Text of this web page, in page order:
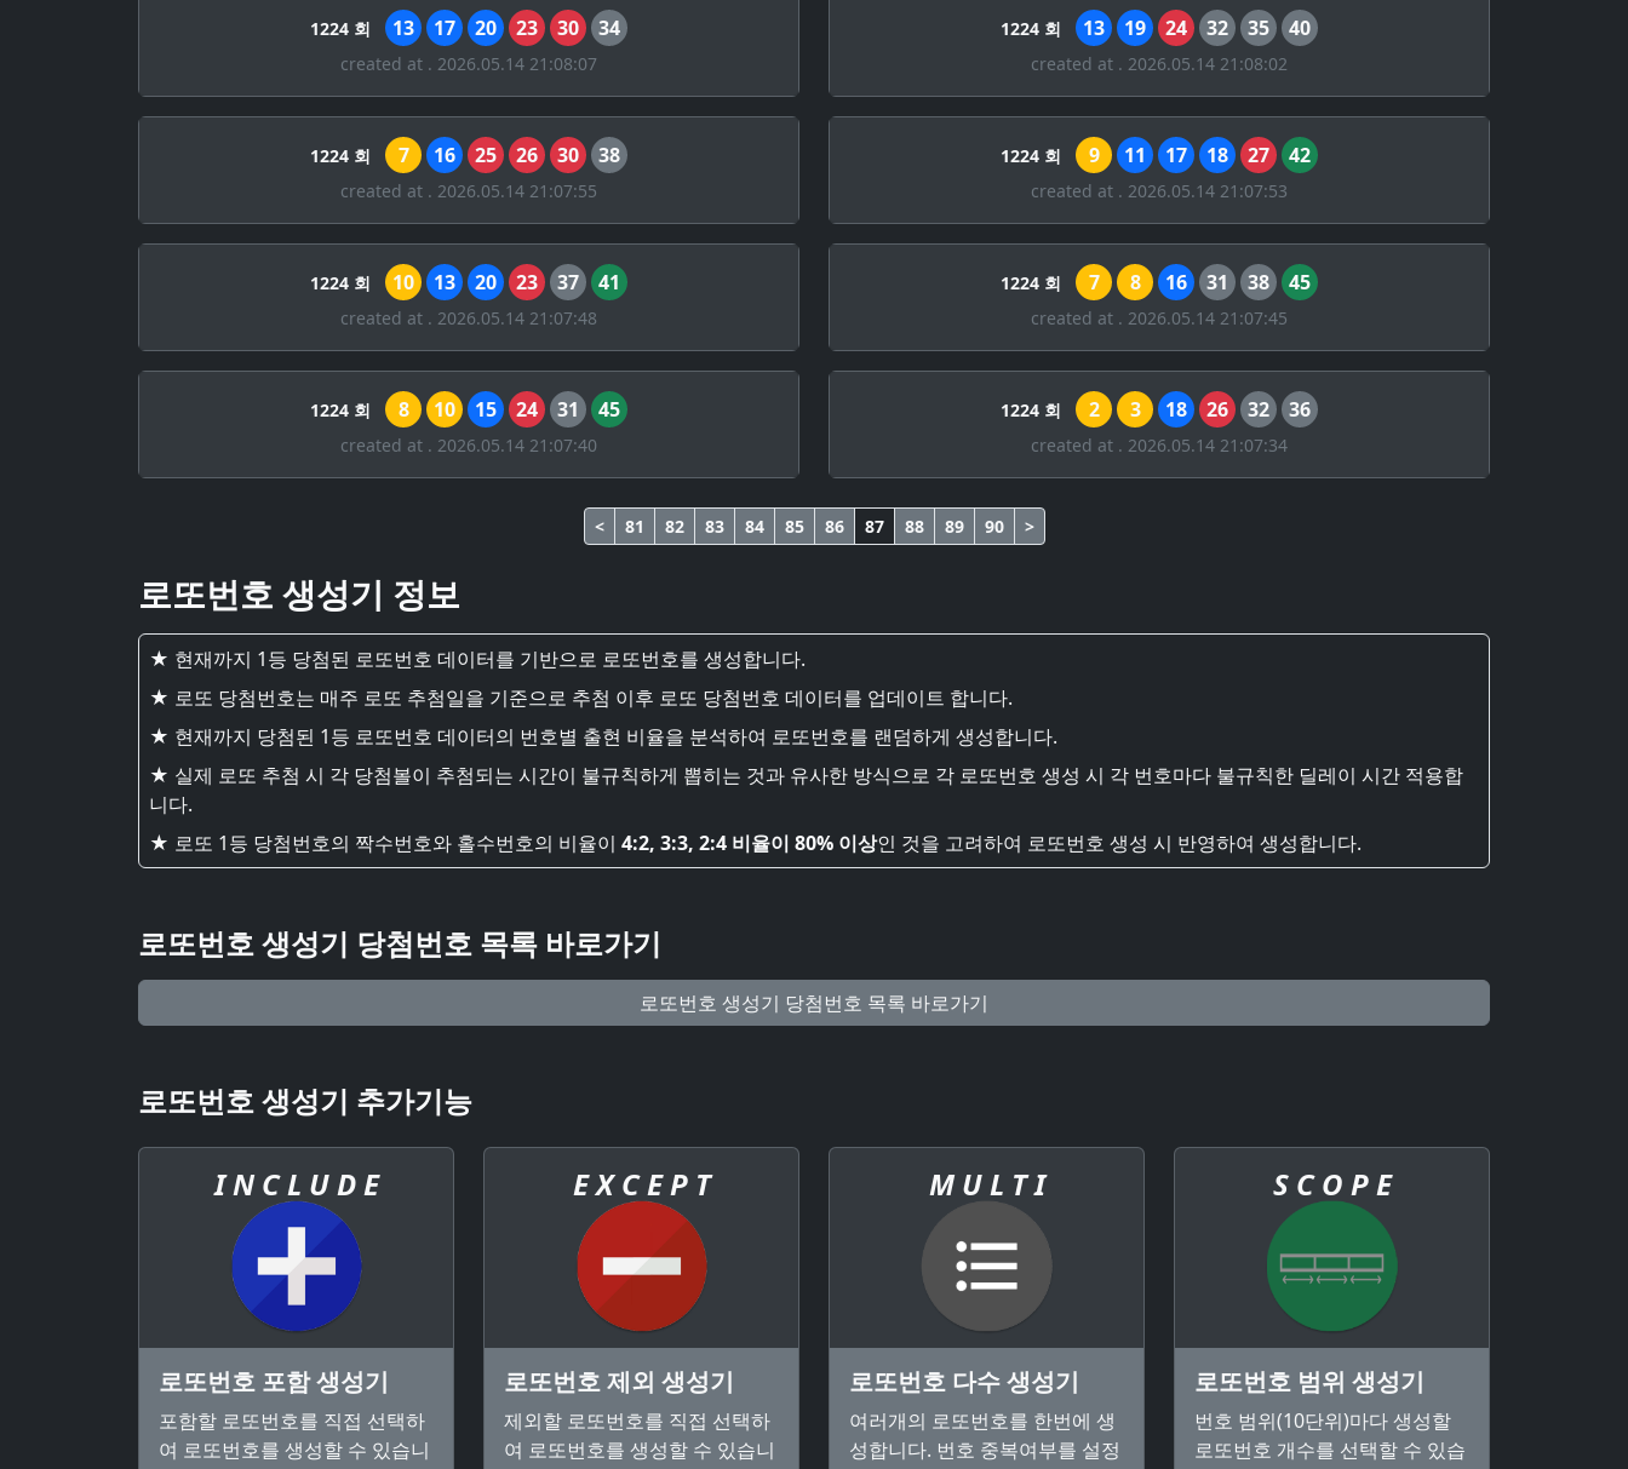
1224 회 13 17 20 23 30 34
created at . 2026.05.14 21:08:07
1224 회 13 19 24 32 35 40
created at . 2026.05.14 21:08:02
1224 회 7 16 25 26 30 38
created at . 2026.05.14 21:07:55
1224 회 9 11 17 18 27 42
created at . 2026.05.14 21:07:53
1224 회 10 13 20 23 37 41
created at . 2026.05.14 21:07:48
1224 회 7 8 16 31 38 45
created at . 2026.05.14 21:07:45
1224 회 8 10 15 24 31 45
created at . 2026.05.14 21:07:40
1224 회 2 3 18 26 32 36
created at . 2026.05.14 21:07:34
< 81 82 83 84 85 86 87 88 89 90 >
로또번호 생성기 정보
★ 현재까지 1등 당첨된 로또번호 데이터를 기반으로 로또번호를 생성합니다.
★ 로또 당첨번호는 매주 로또 추첨일을 기준으로 추첨 이후 로또 당첨번호 데이터를 업데이트 합니다.
★ 현재까지 당첨된 1등 로또번호 데이터의 번호별 출현 비율을 분석하여 로또번호를 랜덤하게 생성합니다.
★ 실제 로또 추첨 시 각 당첨볼이 추첨되는 시간이 불규칙하게 뽑히는 것과 유사한 방식으로 각 로또번호 생성 시 각 번호마다 불규칙한 딜레이 시간 적용합
니다.
★ 로또 1등 당첨번호의 짝수번호와 홀수번호의 비율이 4:2, 3:3, 2:4 비율이 80% 이상인 것을 고려하여 로또번호 생성 시 반영하여 생성합니다.
로또번호 생성기 당첨번호 목록 바로가기
로또번호 생성기 당첨번호 목록 바로가기
로또번호 생성기 추가기능
I N C L U D E
로또번호 포함 생성기
포함할 로또번호를 직접 선택하
여 로또번호를 생성할 수 있습니
E X C E P T
로또번호 제외 생성기
제외할 로또번호를 직접 선택하
여 로또번호를 생성할 수 있습니
M U L T I
로또번호 다수 생성기
여러개의 로또번호를 한번에 생
성합니다. 번호 중복여부를 설정
S C O P E
로또번호 범위 생성기
번호 범위(10단위)마다 생성할
로또번호 개수를 선택할 수 있습